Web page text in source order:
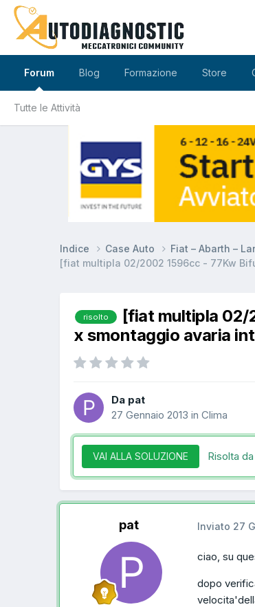
Forum
Tutte le Attività
Blog Formazione Store
Indice Case Auto Fiat – Abarth –
[fiat multipla 02/2002 1596cc - 77Kw
risolto
[fiat multipla 02/
x smontaggio avaria
Da pat
27 Gennaio 2013 in Clima
VAI ALLA SOLUZIONE Risolta
pat Inviato 27
ciao, su
dopo